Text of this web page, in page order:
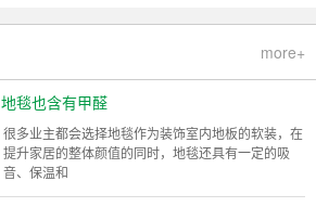
more+
地毯也含有甲醛
很多业主都会选择地毯作为装饰室内地板的软装，在
提升家居的整体颜值的同时，地毯还具有一定的吸
音、保温和